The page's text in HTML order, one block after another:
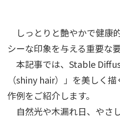
しっとりと艶やかで健康
シーな印象を与える重要な
本記事では、Stable
（shiny hair）」を美しく
作例をご紹介します。
自然光や木漏れ日、やさ